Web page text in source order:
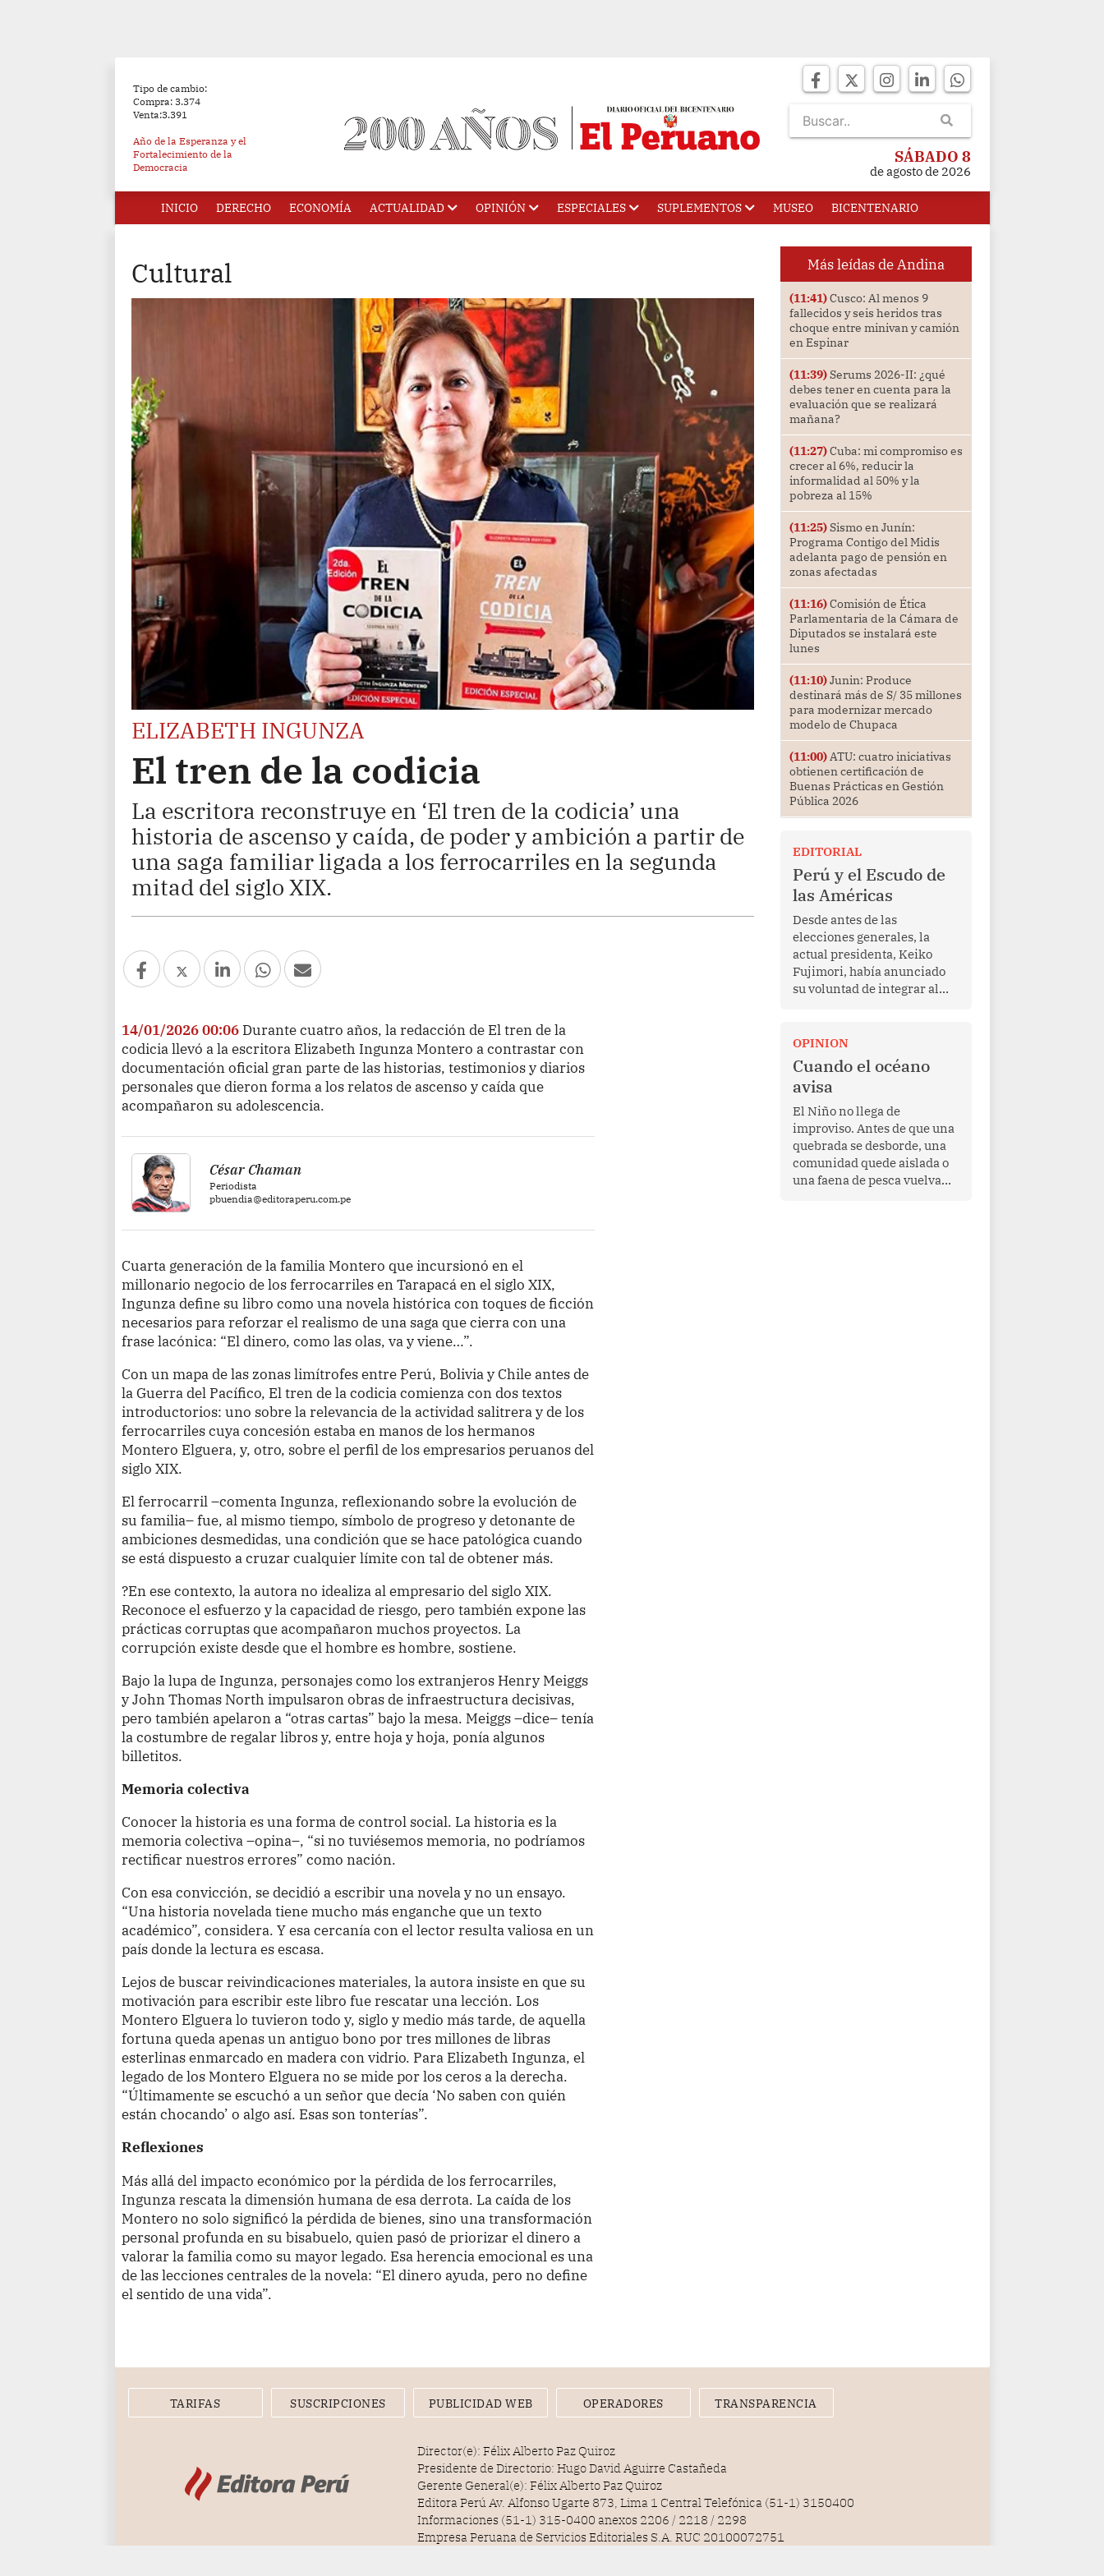
Tipo de cambio:
Compra: 3.374
Venta:3.391
Año de la Esperanza y el
Fortalecimiento de la
Democracia
SÁBADO 8
de agosto de 2026
INICIO DERECHO ECONOMÍA ACTUALIDAD OPINIÓN ESPECIALES SUPLEMENTOS MUSEO BICENTENARIO
Cultural
ELIZABETH INGUNZA
El tren de la codicia
La escritora reconstruye en ‘El tren de la codicia’ una
historia de ascenso y caída, de poder y ambición a partir de
una saga familiar ligada a los ferrocarriles en la segunda
mitad del siglo XIX.
14/01/2026 00:06 Durante cuatro años, la redacción de El tren de la
codicia llevó a la escritora Elizabeth Ingunza Montero a contrastar con
documentación oficial gran parte de las historias, testimonios y diarios
personales que dieron forma a los relatos de ascenso y caída que
acompañaron su adolescencia.
César Chaman
Periodista
pbuendia@editoraperu.com.pe
Cuarta generación de la familia Montero que incursionó en el
millonario negocio de los ferrocarriles en Tarapacá en el siglo XIX,
Ingunza define su libro como una novela histórica con toques de ficción
necesarios para reforzar el realismo de una saga que cierra con una
frase lacónica: “El dinero, como las olas, va y viene…”.
Con un mapa de las zonas limítrofes entre Perú, Bolivia y Chile antes de
la Guerra del Pacífico, El tren de la codicia comienza con dos textos
introductorios: uno sobre la relevancia de la actividad salitrera y de los
ferrocarriles cuya concesión estaba en manos de los hermanos
Montero Elguera, y, otro, sobre el perfil de los empresarios peruanos del
siglo XIX.
El ferrocarril –comenta Ingunza, reflexionando sobre la evolución de
su familia– fue, al mismo tiempo, símbolo de progreso y detonante de
ambiciones desmedidas, una condición que se hace patológica cuando
se está dispuesto a cruzar cualquier límite con tal de obtener más.
?En ese contexto, la autora no idealiza al empresario del siglo XIX.
Reconoce el esfuerzo y la capacidad de riesgo, pero también expone las
prácticas corruptas que acompañaron muchos proyectos. La
corrupción existe desde que el hombre es hombre, sostiene.
Bajo la lupa de Ingunza, personajes como los extranjeros Henry Meiggs
y John Thomas North impulsaron obras de infraestructura decisivas,
pero también apelaron a “otras cartas” bajo la mesa. Meiggs –dice– tenía
la costumbre de regalar libros y, entre hoja y hoja, ponía algunos
billetitos.
Memoria colectiva
Conocer la historia es una forma de control social. La historia es la
memoria colectiva –opina–, “si no tuviésemos memoria, no podríamos
rectificar nuestros errores” como nación.
Con esa convicción, se decidió a escribir una novela y no un ensayo.
“Una historia novelada tiene mucho más enganche que un texto
académico”, considera. Y esa cercanía con el lector resulta valiosa en un
país donde la lectura es escasa.
Lejos de buscar reivindicaciones materiales, la autora insiste en que su
motivación para escribir este libro fue rescatar una lección. Los
Montero Elguera lo tuvieron todo y, siglo y medio más tarde, de aquella
fortuna queda apenas un antiguo bono por tres millones de libras
esterlinas enmarcado en madera con vidrio. Para Elizabeth Ingunza, el
legado de los Montero Elguera no se mide por los ceros a la derecha.
“Últimamente se escuchó a un señor que decía ‘No saben con quién
están chocando’ o algo así. Esas son tonterías”.
Reflexiones
Más allá del impacto económico por la pérdida de los ferrocarriles,
Ingunza rescata la dimensión humana de esa derrota. La caída de los
Montero no solo significó la pérdida de bienes, sino una transformación
personal profunda en su bisabuelo, quien pasó de priorizar el dinero a
valorar la familia como su mayor legado. Esa herencia emocional es una
de las lecciones centrales de la novela: “El dinero ayuda, pero no define
el sentido de una vida”.
Más leídas de Andina
(11:41)Cusco: Al menos 9
fallecidos y seis heridos tras
choque entre minivan y camión
en Espinar
(11:39)Serums 2026-II: ¿qué
debes tener en cuenta para la
evaluación que se realizará
mañana?
(11:27)Cuba: mi compromiso es
crecer al 6%, reducir la
informalidad al 50% y la
pobreza al 15%
(11:25)Sismo en Junín:
Programa Contigo del Midis
adelanta pago de pensión en
zonas afectadas
(11:16)Comisión de Ética
Parlamentaria de la Cámara de
Diputados se instalará este
lunes
(11:10)Junin: Produce
destinará más de S/ 35 millones
para modernizar mercado
modelo de Chupaca
(11:00)ATU: cuatro iniciativas
obtienen certificación de
Buenas Prácticas en Gestión
Pública 2026
EDITORIAL
Perú y el Escudo de
las Américas
Desde antes de las
elecciones generales, la
actual presidenta, Keiko
Fujimori, había anunciado
su voluntad de integrar al
en marzo de este año por el
mandatario estadounidense
Donald Trump, con el fin de
enfrentar al crimen
transnacional organizado y
al tráfico de drogas.
OPINION
Cuando el océano
avisa
El Niño no llega de
improviso. Antes de que una
quebrada se desborde, una
comunidad quede aislada o
una faena de pesca vuelva
TARIFAS SUSCRIPCIONES PUBLICIDAD WEB OPERADORES TRANSPARENCIA
Director(e): Félix Alberto Paz Quiroz
Presidente de Directorio: Hugo David Aguirre Castañeda
Gerente General(e): Félix Alberto Paz Quiroz
Editora Perú Av. Alfonso Ugarte 873, Lima 1 Central Telefónica (51-1) 3150400
Informaciones (51-1) 315-0400 anexos 2206 / 2218 / 2298
Empresa Peruana de Servicios Editoriales S.A. RUC 20100072751